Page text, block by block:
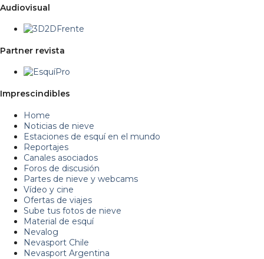
Audiovisual
Partner revista
Imprescindibles
Home
Noticias de nieve
Estaciones de esquí en el mundo
Reportajes
Canales asociados
Foros de discusión
Partes de nieve y webcams
Vídeo y cine
Ofertas de viajes
Sube tus fotos de nieve
Material de esquí
Nevalog
Nevasport Chile
Nevasport Argentina